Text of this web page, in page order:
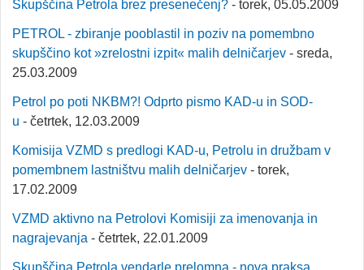
Skupščina Petrola brez presenečenj? - torek, 05.05.2009
PETROL - zbiranje pooblastil in poziv na pomembno
skupščino kot »zrelostni izpit« malih delničarjev - sreda,
25.03.2009
Petrol po poti NKBM?! Odprto pismo KAD-u in SOD-
u - četrtek, 12.03.2009
Komisija VZMD s predlogi KAD-u, Petrolu in družbam v
pomembnem lastništvu malih delničarjev - torek,
17.02.2009
VZMD aktivno na Petrolovi Komisiji za imenovanja in
nagrajevanja - četrtek, 22.01.2009